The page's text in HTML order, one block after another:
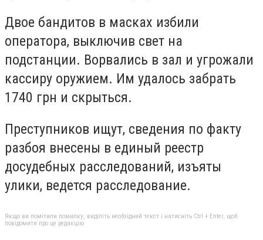
Двое бандитов в масках избили
оператора, выключив свет на
подстанции. Ворвались в зал и угрожали
кассиру оружием. Им удалось забрать
1740 грн и скрыться.
Преступников ищут, сведения по факту
разбоя внесены в единый реестр
досудебных расследований, изъяты
улики, ведется расследование.
Якщо ви помітили помилку, виділіть необхідний текст і натисніть Ctrl + Enter, щоб
повідомити про це редакцію